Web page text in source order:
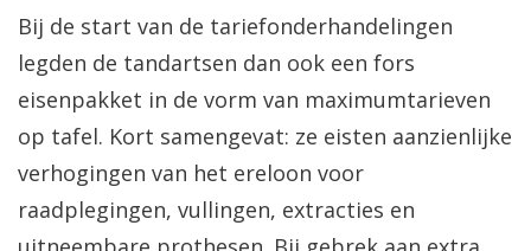
Bij de start van de tariefonderhandelingen
legden de tandartsen dan ook een fors
eisenpakket in de vorm van maximumtarieven
op tafel. Kort samengevat: ze eisten aanzienlijke
verhogingen van het ereloon voor
raadplegingen, vullingen, extracties en